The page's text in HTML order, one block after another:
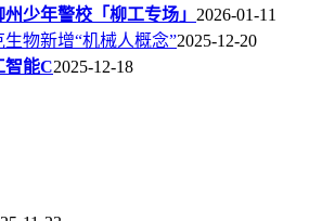
少年警校「柳工专场」 2026-01-11
物新增“机械人概念”2025-12-20
智能C2025-12-18